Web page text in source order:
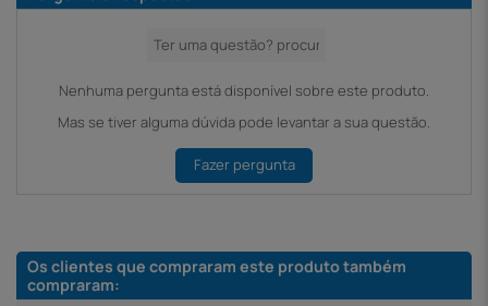
Nenhuma pergunta está disponível sobre este produto.
Mas se tiver alguma dúvida pode levantar a sua questão.
Fazer pergunta
Os clientes que compraram este produto também
compraram: